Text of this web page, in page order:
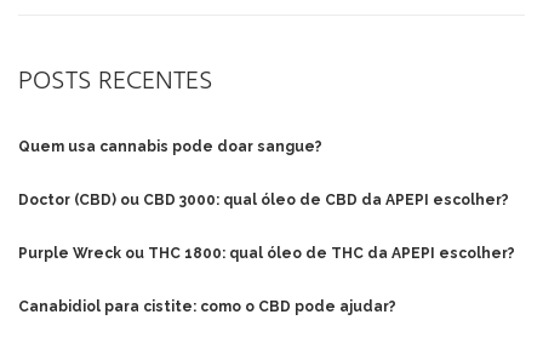
POSTS RECENTES
Quem usa cannabis pode doar sangue?
Doctor (CBD) ou CBD 3000: qual óleo de CBD da APEPI escolher?
Purple Wreck ou THC 1800: qual óleo de THC da APEPI escolher?
Canabidiol para cistite: como o CBD pode ajudar?